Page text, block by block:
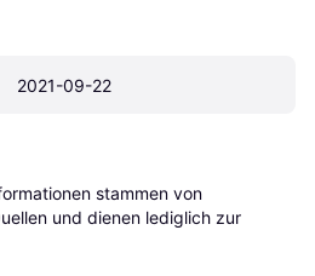
2021-09-22
stammen von
und dienen lediglich zur